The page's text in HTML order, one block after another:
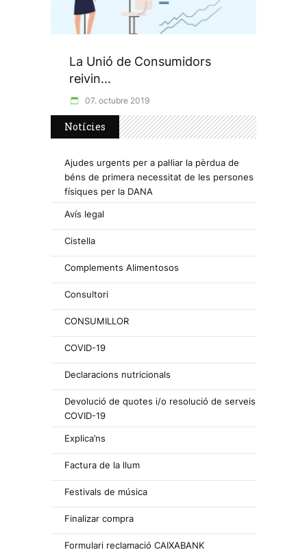
La Unió de Consumidors
reivin...
07. octubre 2019
Notícies
Ajudes urgents per a pal·liar la pèrdua de
béns de primera necessitat de les persones
físiques per la DANA
Avís legal
Cistella
Complements Alimentosos
Consultori
CONSUMILLOR
COVID-19
Declaracions nutricionals
Devolució de quotes i/o resolució de serveis
COVID-19
Explica’ns
Factura de la llum
Festivals de música
Finalizar compra
Formulari reclamació CAIXABANK